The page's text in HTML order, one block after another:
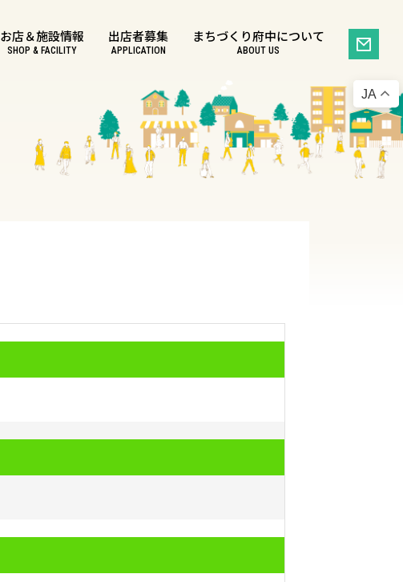
お店＆施設情報
SHOP & FACILITY
出店者募集
APPLICATION
まちづくり府中について
ABOUT US
JA